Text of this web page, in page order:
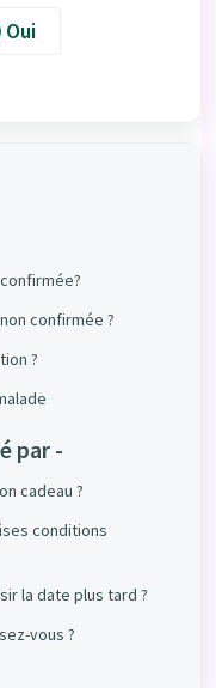
Oui
confirmée ?
?
par -
cadeau ?
conditions
la date plus tard ?
vous ?